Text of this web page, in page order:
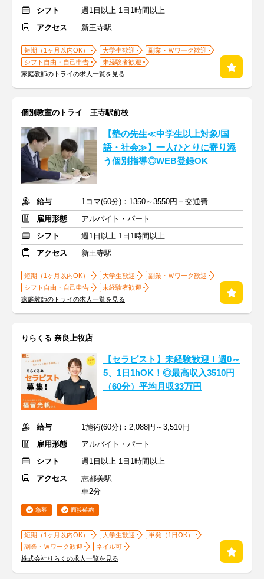
シフト
週1日以上 1日1時間以上
アクセス
新王寺駅
短期（1ヶ月以内OK） 大学生歓迎
副業・Ｗワーク歓迎
シフト自由・自己申告
未経験者歓迎
家庭教師のトライの求人一覧を見る
個別教室のトライ 王寺駅前校
【塾の先生≪中学生以上対象/国
語・社会≫】一人ひとりに寄り添
う個別指導◎WEB登録OK
給与
1コマ(60分)：1350～3550円＋交通費
雇用形態
アルバイト・パート
シフト
週1日以上 1日1時間以上
アクセス
新王寺駅
短期（1ヶ月以内OK） 大学生歓迎
副業・Ｗワーク歓迎
シフト自由・自己申告
未経験者歓迎
家庭教師のトライの求人一覧を見る
りらくる 奈良上牧店
【セラピスト】未経験歓迎！週0～
5、1日1hOK！◎最高収入3510円
（60分）平均月収33万円
給与
1施術(60分)：2,088円～3,510円
雇用形態
アルバイト・パート
シフト
週1日以上 1日1時間以上
アクセス
志都美駅
車2分
急募 面接確約
短期（1ヶ月以内OK） 大学生歓迎
単発（1日OK）
副業・Ｗワーク歓迎
ネイル可
株式会社りらくの求人一覧を見る